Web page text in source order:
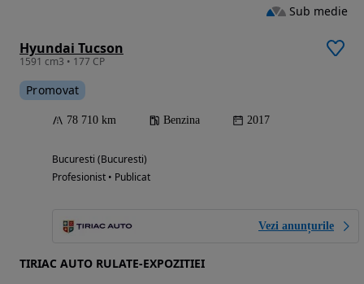
Hyundai Tucson
1591 cm3 • 177 CP
Promovat
78 710 km Benzina 2017
Bucuresti (Bucuresti)
Profesionist • Publicat
Vezi anunțurile
TIRIAC AUTO RULATE-EXPOZITIEI
Sub medie